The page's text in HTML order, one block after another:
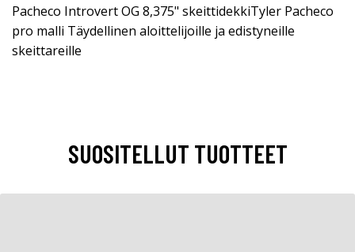
Pacheco Introvert OG 8,375" skeittidekkiTyler Pacheco
pro malli Täydellinen aloittelijoille ja edistyneille
skeittareille
SUOSITELLUT TUOTTEET